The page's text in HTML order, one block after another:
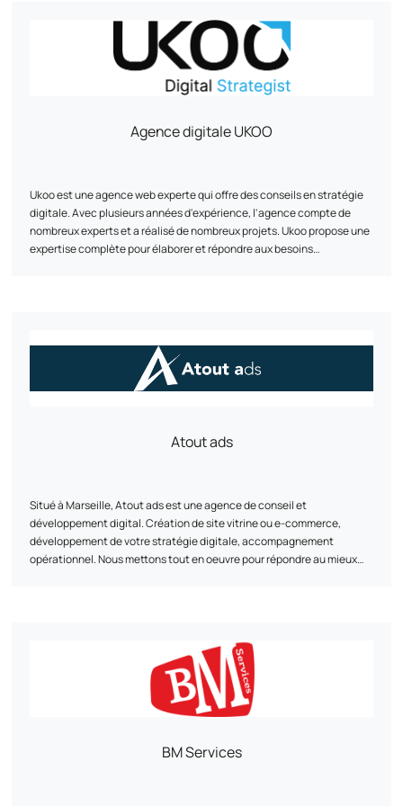
business, marketing ou techniques.
l’aventure de l'e-commerce accessible et couronnée de succès.
Agence digitale UKOO
Ukoo est une agence web experte qui offre des conseils en stratégie
digitale. Avec plusieurs années d'expérience, l'agence compte de
nombreux experts et a réalisé de nombreux projets. Ukoo propose une
expertise complète pour élaborer et répondre aux besoins
Atout ads
Situé à Marseille, Atout ads est une agence de conseil et
développement digital. Création de site vitrine ou e-commerce,
développement de votre stratégie digitale, accompagnement
opérationnel. Nous mettons tout en oeuvre pour répondre au mieux
BM Services